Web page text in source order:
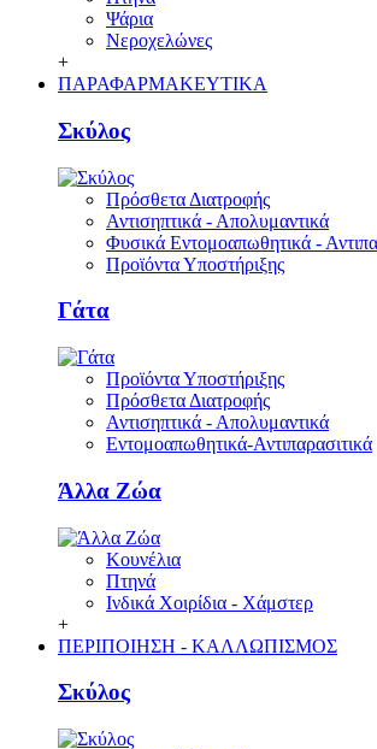
Ψάρια
Νεροχελώνες
+
ΠΑΡΑΦΑΡΜΑΚΕΥΤΙΚΑ
Σκύλος
Πρόσθετα Διατροφής
Αντισηπτικά - Απολυμαντικά
Φυσικά Εντομοαπωθητικά -
Προϊόντα Υποστήριξης
Γάτα
Προϊόντα Υποστήριξης
Πρόσθετα Διατροφής
Αντισηπτικά - Απολυμαντικά
Εντομοαπωθητικά-Αντιπαρασιτικά
Άλλα Ζώα
Κουνέλια
Πτηνά
Ινδικά Χοιρίδια - Χάμστερ
+
ΠΕΡΙΠΟΙΗΣΗ - ΚΑΛΛΩΠΙΣΜΟΣ
Σκύλος